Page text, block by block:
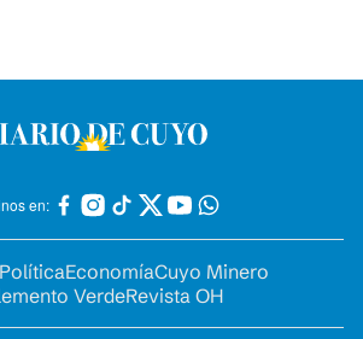
en:
PolíticaEconomíaCuyo Minero
VerdeRevista OH